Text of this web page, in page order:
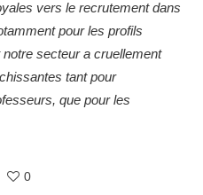
vers le recrutement dans
pour les profils
secteur a cruellement
tant pour
que pour les
0